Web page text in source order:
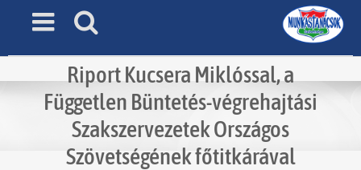
Riport Kucsera Miklóssal, a
Független Büntetés-végrehajtási
Szakszervezetek Országos
Szövetségének főtitkárával